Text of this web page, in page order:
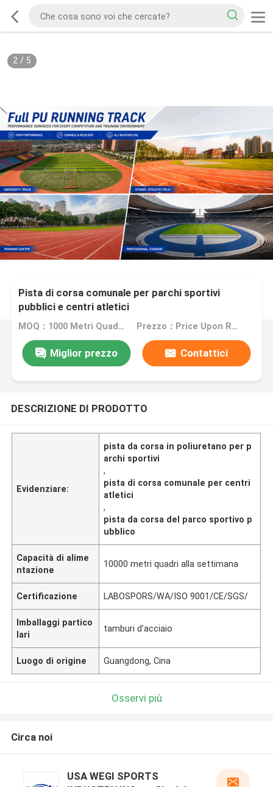
2/ 5
Pista di corsa comunale per parchi sportivi
pubblici e centri atletici
MOQ：1000 Metri Quadrati Prezzo：Price Upon Request
Miglior prezzo Contattici
DESCRIZIONE DI PRODOTTO
Evidenziare:
pista da corsa in poliuretano per p
archi sportivi
,
pista di corsa comunale per centri
atletici
,
pista da corsa del parco sportivo p
ubblico
Capacità di alime
ntazione
10000 metri quadri alla settimana
Certificazione LABOSPORS/WA/ISO 9001/CE/SGS/
Imballaggi partico
lari
tamburi d'acciaio
Luogo di origine Guangdong, Cina
Osservi più
Circa noi
USA WEGI SPORTS